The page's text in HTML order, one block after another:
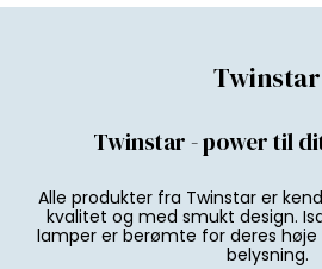
Twinstar
Twinstar - power til
Alle produkter fra Twinstar er
kvalitet og med smukt design.
lamper er berømte for deres
belysning.